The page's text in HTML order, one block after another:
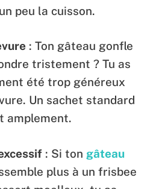
peu la cuisson.
: Ton gâteau gonfle
tristement ? Tu as
été trop généreux
Un sachet standard
amplement.
: Si ton gâteau
plus à un frisbee